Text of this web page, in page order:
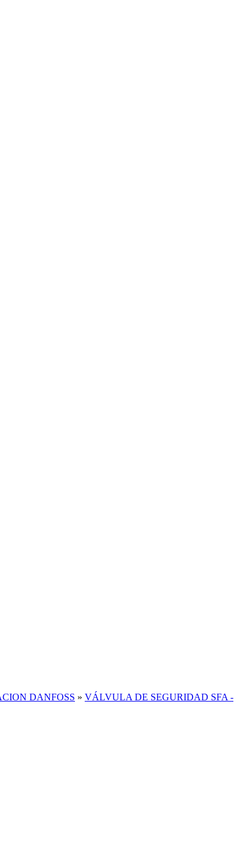
DANFOSS » VÁLVULA DE SEGURIDAD SFA -